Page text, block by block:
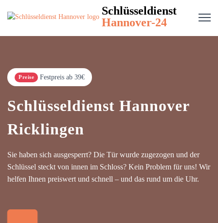
Schlüsseldienst
Hannover-24
Preise Festpreis ab 39€
Schlüsseldienst Hannover
Ricklingen
Sie haben sich ausgesperrt? Die Tür wurde zugezogen und der
Schlüssel steckt von innen im Schloss? Kein Problem für uns! Wir
helfen Ihnen preiswert und schnell – und das rund um die Uhr.